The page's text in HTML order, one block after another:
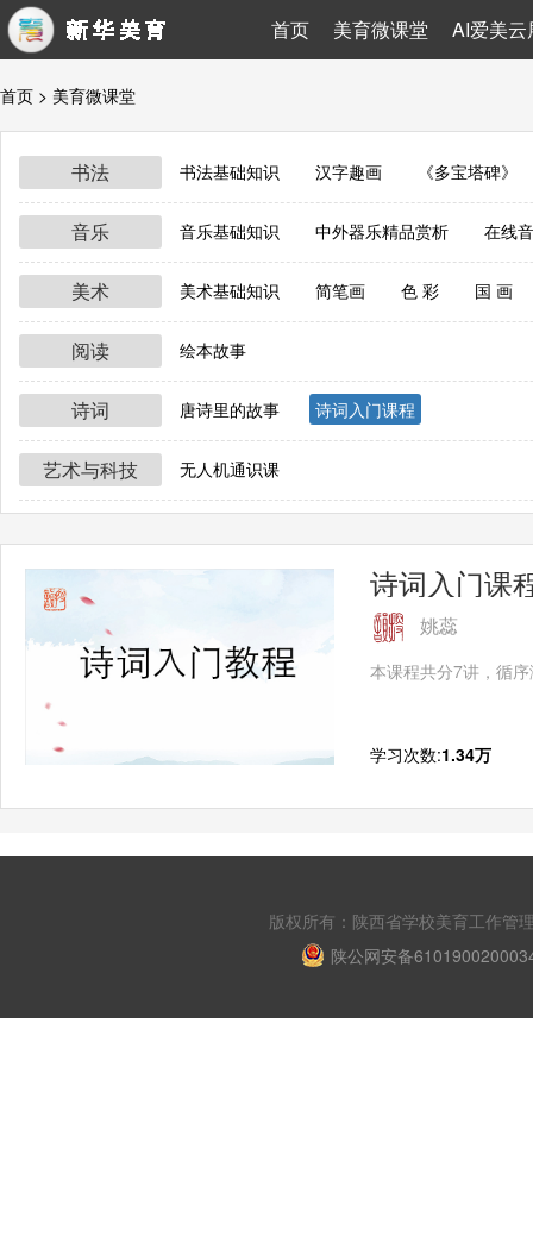
首页 美育微课堂 AI爱美云
首页 > 美育微课堂
书法 书法基础知识 汉字趣画 《多宝塔碑》
音乐 音乐基础知识 中外器乐精品赏析 在线
美术 美术基础知识 简笔画 色 彩 国 画
阅读 绘本故事
诗词 唐诗里的故事 诗词入门课程
艺术与科技 无人机通识课
诗词入门课
姚蕊
本课程共分7讲，循
学习次数:1.34万
版权所有：陕西省学校美育工作管
陕公网安备